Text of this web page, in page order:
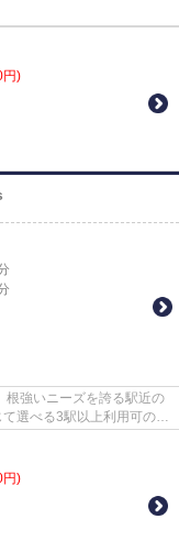
円)
根強いニーズを誇る駅近の
選べる3駅以上利用可の物
円)